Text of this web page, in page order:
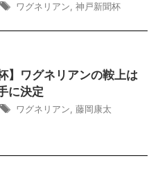
ワグネリアン, 神戸新聞杯
】ワグネリアンの鞍上は
に決定
ワグネリアン, 藤岡康太